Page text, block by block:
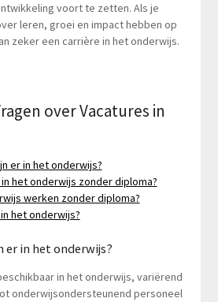
voort te zetten. Als je
leren, groei en impact hebben op
zeker een carrière in het onderwijs.
over Vacatures in
er in het onderwijs?
in het onderwijs zonder diploma?
werken zonder diploma?
het onderwijs?
er in het onderwijs?
in het onderwijs, variërend
onderwijsondersteunend personeel